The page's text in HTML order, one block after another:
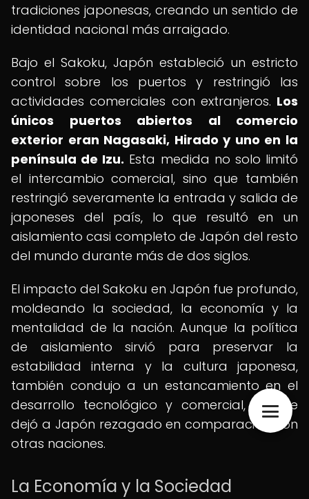
tradiciones japonesas, creando un sentido de
identidad nacional más arraigado.
Bajo el Sakoku, Japón estableció un estricto
control sobre los puertos y restringió las
actividades comerciales con extranjeros. Los
únicos puertos abiertos al comercio
exterior eran Nagasaki, Hirado y uno en la
península de Izu. Esta medida no solo limitó
el intercambio comercial, sino que también
restringió severamente la entrada y salida de
japoneses del país, lo que resultó en un
aislamiento casi completo de Japón del resto
del mundo durante más de dos siglos.
El impacto del Sakoku en Japón fue profundo,
moldeando la sociedad, la economía y la
mentalidad de la nación. Aunque la política
de aislamiento sirvió para preservar la
estabilidad interna y la cultura japonesa,
también condujo a un estancamiento en el
desarrollo tecnológico y comercial, lo que
dejó a Japón rezagado en comparación con
otras naciones.
La Economía y la Sociedad